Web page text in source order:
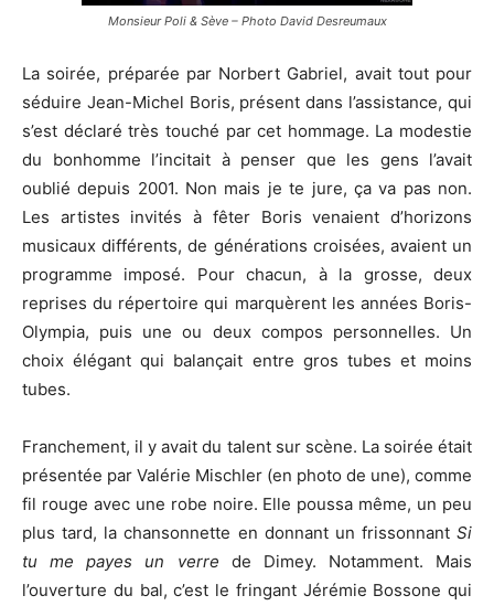
Monsieur Poli & Sève – Photo David Desreumaux
La soirée, préparée par Norbert Gabriel, avait tout pour
séduire Jean-Michel Boris, présent dans l’assistance, qui
s’est déclaré très touché par cet hommage. La modestie
du bonhomme l’incitait à penser que les gens l’avait
oublié depuis 2001. Non mais je te jure, ça va pas non.
Les artistes invités à fêter Boris venaient d’horizons
musicaux différents, de générations croisées, avaient un
programme imposé. Pour chacun, à la grosse, deux
reprises du répertoire qui marquèrent les années Boris-
Olympia, puis une ou deux compos personnelles. Un
choix élégant qui balançait entre gros tubes et moins
tubes.
Franchement, il y avait du talent sur scène. La soirée était
présentée par Valérie Mischler (en photo de une), comme
fil rouge avec une robe noire. Elle poussa même, un peu
plus tard, la chansonnette en donnant un frissonnant Si
tu me payes
un verre de Dimey. Notamment. Mais
l’ouverture du bal, c’est le fringant Jérémie Bossone qui